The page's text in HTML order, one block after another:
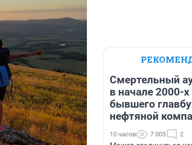
Смертельный
в начале 2000-
бывшего
нефтяной
10 часов 7 005 2